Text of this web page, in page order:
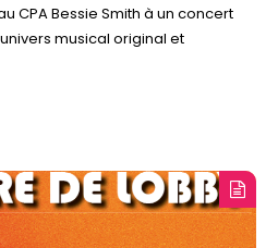
CPA Bessie Smith à un concert
musical original et